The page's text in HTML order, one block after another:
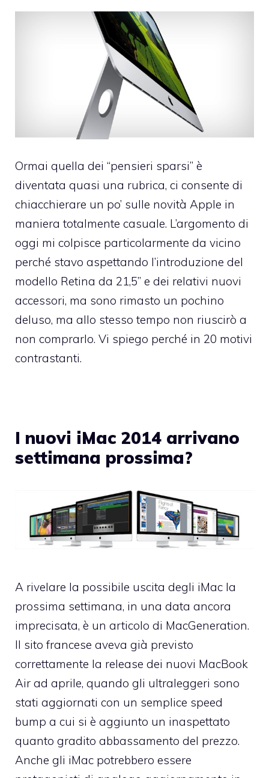
Ormai quella dei “pensieri sparsi” è
diventata quasi una rubrica, ci consente di
chiacchierare un po’ sulle novità Apple in
maniera totalmente casuale. L’argomento di
oggi mi colpisce particolarmente da vicino
perché stavo aspettando l’introduzione del
modello Retina da 21,5” e dei relativi nuovi
accessori, ma sono rimasto un pochino
deluso, ma allo stesso tempo non riuscirò a
non comprarlo. Vi spiego perché in 20 motivi
contrastanti.
I nuovi iMac 2014 arrivano
settimana prossima?
A rivelare la possibile uscita degli iMac la
prossima settimana, in una data ancora
imprecisata, è un articolo di MacGeneration.
Il sito francese aveva già previsto
correttamente la release dei nuovi MacBook
Air ad aprile, quando gli ultraleggeri sono
stati aggiornati con un semplice speed
bump a cui si è aggiunto un inaspettato
quanto gradito abbassamento del prezzo.
Anche gli iMac potrebbero essere